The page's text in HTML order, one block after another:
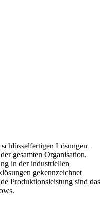
Lösungen.
gesamten Organisation.
in der industriellen
gekennzeichnet
Produktionsleistung sind das